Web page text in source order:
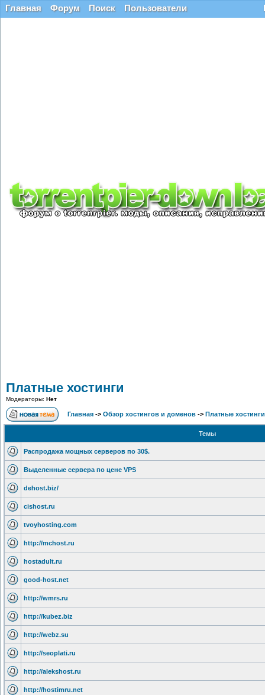
Главная Форум Поиск Пользователи
Платные хостинги
Модераторы: Нет
Главная -> Обзор хостингов и доменов -> Платные хостинги
Темы
Распродажа мощных серверов по 30$.
Выделенные сервера по цене VPS
dehost.biz/
cishost.ru
tvoyhosting.com
http://mchost.ru
hostadult.ru
good-host.net
http://wmrs.ru
http://kubez.biz
http://webz.su
http://seoplati.ru
http://alekshost.ru
http://hostimru.net